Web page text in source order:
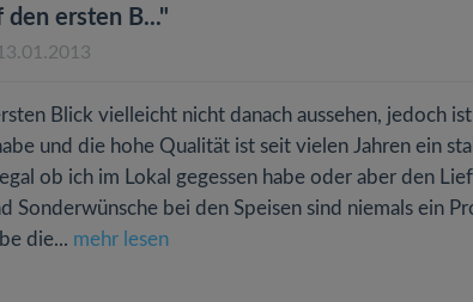
den ersten B..."
Blick vielleicht nicht danach aussehen, jedoch
und die hohe Qualität ist seit vielen Jahren ein
ob ich im Lokal gegessen habe oder aber den
Sonderwünsche bei den Speisen sind niemals ein
die... mehr lesen